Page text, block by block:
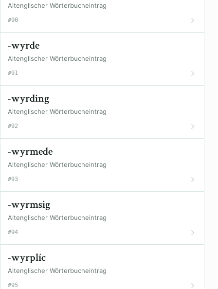
Altenglischer Wörterbucheintrag
#90
-wyrde
Altenglischer Wörterbucheintrag
#91
-wyrding
Altenglischer Wörterbucheintrag
#92
-wyrmede
Altenglischer Wörterbucheintrag
#93
-wyrmsig
Altenglischer Wörterbucheintrag
#94
-wyrplíc
Altenglischer Wörterbucheintrag
#95